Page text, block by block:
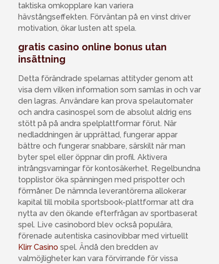
taktiska omkopplare kan variera
hävstångseffekten. Förväntan på en vinst driver
motivation, ökar lusten att spela.
gratis casino online bonus utan
insättning
Detta förändrade spelarnas attityder genom att
visa dem vilken information som samlas in och var
den lagras. Användare kan prova spelautomater
och andra casinospel som de absolut aldrig ens
stött på på andra spelplattformar förut. När
nedladdningen är upprättad, fungerar appar
bättre och fungerar snabbare, särskilt när man
byter spel eller öppnar din profil. Aktivera
intrångsvarningar för kontosäkerhet. Regelbundna
topplistor öka spänningen med prispotter och
förmåner. De nämnda leverantörerna allokerar
kapital till mobila sportsbook-plattformar att dra
nytta av den ökande efterfrågan av sportbaserat
spel. Live casinobord blev också populära,
förenade autentiska casinovibbar med virtuellt
Klirr Casinospel. Ändå den bredden av
valmöjligheter kan vara förvirrande för vissa